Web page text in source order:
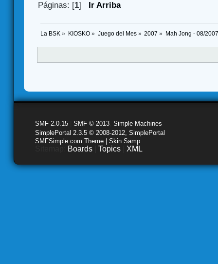
Páginas: [1] Ir Arriba
La BSK » KIOSKO» Juego del Mes» 2007 » Mah Jong - 08/2007
SMF 2.0.15 SMF © 2013 Simple Machines
SimplePortal 2.3.5 © 2008-2012, SimplePortal
SMFSimple.com Theme | Skin Samp
Boards Topics XML